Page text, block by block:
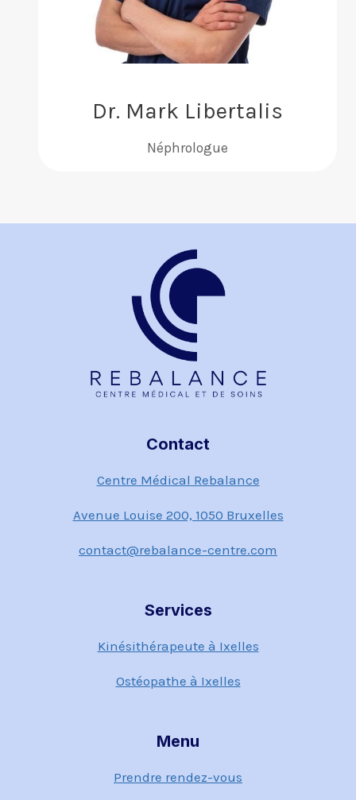
Dr. Mark Libertalis
Néphrologue
Contact
Centre Médical Rebalance
Avenue Louise 200, 1050 Bruxelles
contact@rebalance-centre.com
Services
Kinésithérapeute à Ixelles
Ostéopathe à Ixelles
Menu
Prendre rendez-vous